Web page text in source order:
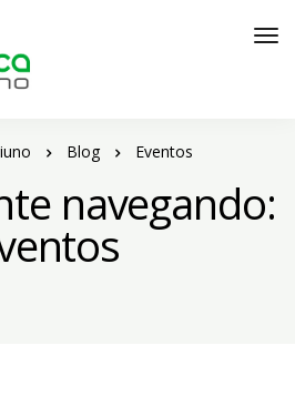
Blog Eventos
navegando: